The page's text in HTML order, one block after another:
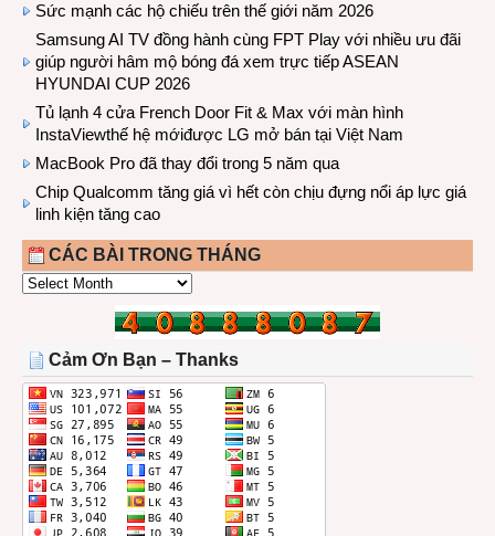
Sức mạnh các hộ chiếu trên thế giới năm 2026
Samsung AI TV đồng hành cùng FPT Play với nhiều ưu đãi
giúp người hâm mộ bóng đá xem trực tiếp ASEAN
HYUNDAI CUP 2026
Tủ lạnh 4 cửa French Door Fit & Max với màn hình
InstaViewthế hệ mớiđược LG mở bán tại Việt Nam
MacBook Pro đã thay đổi trong 5 năm qua
Chip Qualcomm tăng giá vì hết còn chịu đựng nổi áp lực giá
linh kiện tăng cao
CÁC BÀI TRONG THÁNG
CÁC
THÁNG
Cảm Ơn Bạn – Thanks